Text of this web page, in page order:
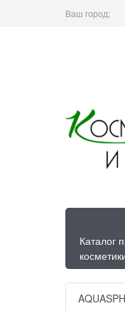
Ваш город:
Каталог